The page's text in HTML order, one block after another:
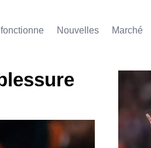
Nouvelles Marché​